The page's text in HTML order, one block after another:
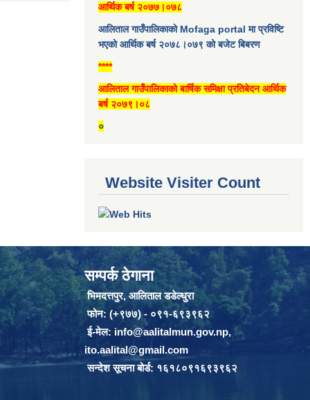
आर्थिक बर्ष २०७७।०७८
आलिताल गाउँपालिकाको Mofaga portal मा प्रविष्टि
भएको आर्थिक बर्ष २०७८।०७९ को बजेट बिबरण
****
आलिताल गाउँपालिकाको बार्षिक समिक्षा प्रतिबेदन आर्थिक
बर्ष २०७९।०८
०
Website Visiter Count
सम्पर्क ठेगाना
भिमदत्तपुर, आलिताल डडेल्धुरा
फोन: (+९७७) - ०९१-६९३९६२
ई-मेल: info@aalitalmun.gov.np,
ito.aalital@gmail.com
सन्देश सूचना बोर्ड: १६१८०९१६९३९६२